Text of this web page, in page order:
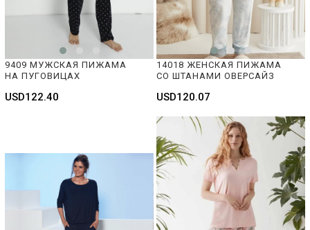
9409 МУЖСКАЯ ПИЖАМА
НА ПУГОВИЦАХ
USD122.40
14018 ЖЕНСКАЯ ПИЖАМА
СО ШТАНАМИ ОВЕРСАЙЗ
USD120.07